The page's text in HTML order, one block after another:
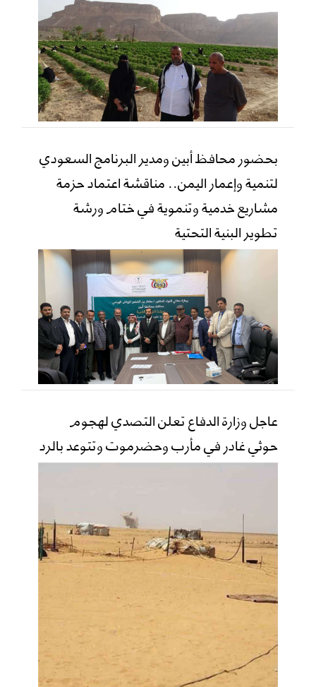
بحضور محافظ أبين ومدير البرنامج السعودي
لتنمية وإعمار اليمن.. مناقشة اعتماد حزمة
مشاريع خدمية وتنموية في ختام ورشة
تطوير البنية التحتية
عاجل وزارة الدفاع تعلن التصدي لهجوم
حوثي غادر في مأرب وحضرموت وتتوعد بالرد